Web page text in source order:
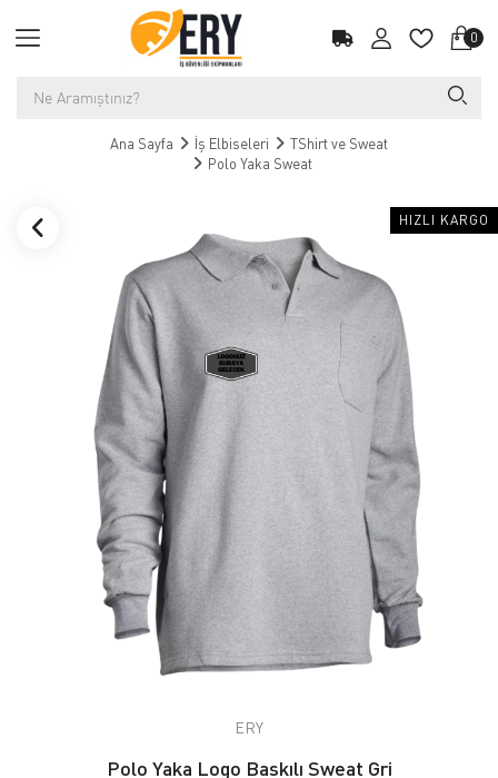
0
Ana Sayfa İş Elbiseleri
TShirt ve Sweat
Polo Yaka Sweat
HIZLI KARGO
ERY
Polo Yaka Logo Baskılı Sweat Gri